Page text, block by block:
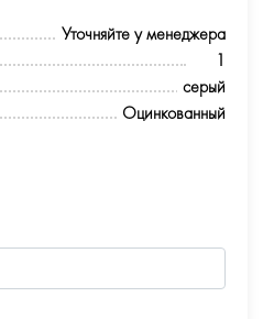
Уточняйте у менеджера
1
серый
Оцинкованный